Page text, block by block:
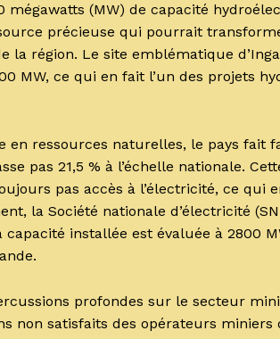
(MW) de capacité
précieuse qui pourrait
la région. Le site emblématique
MW, ce qui en fait l’un des projets
en ressources naturelles, le pays fait
pas 21,5 % à l’échelle nationale.
pas accès à l’électricité, ce qui
la Société nationale d’électricité
capacité installée est évaluée à 2800
profondes sur le secteur
non satisfaits des opérateurs